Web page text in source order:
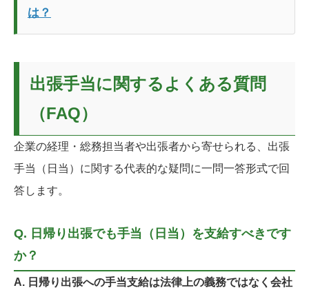
は？
出張手当に関するよくある質問
（FAQ）
企業の経理・総務担当者や出張者から寄せられる、出張
手当（日当）に関する代表的な疑問に一問一答形式で回
答します。
Q. 日帰り出張でも手当（日当）を支給すべきです
か？
A. 日帰り出張への手当支給は法律上の義務ではなく会社